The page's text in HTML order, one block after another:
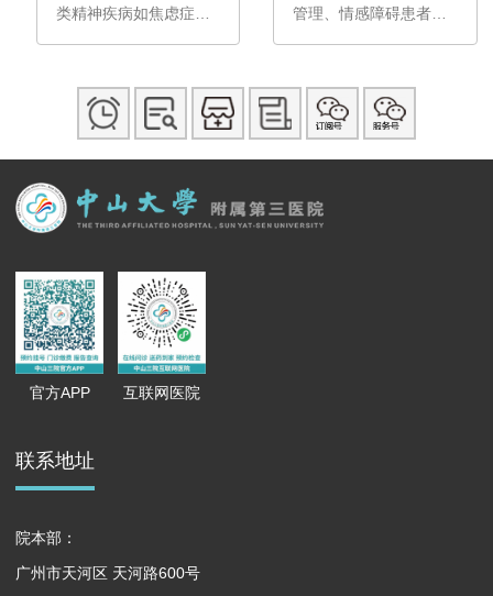
类精神疾病如焦虑症、
痴呆等的诊治，尤其是
儿童和青少年的行为发
抑郁等情绪问题有丰富
的临床经验和较深入的
管理、情感障碍患者护
碍和老年认知的早期评
估与护理。
官方APP 互联网医院
联系地址
院本部：
广州市天河区 天河路600号